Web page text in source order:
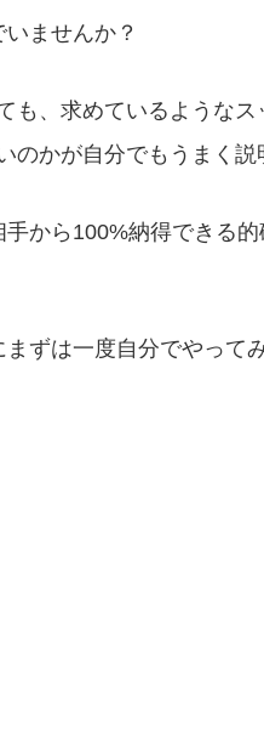
ませんか？
も、求めているような
のかが自分でもうまく
手から100%納得できる
ずは一度自分でやって